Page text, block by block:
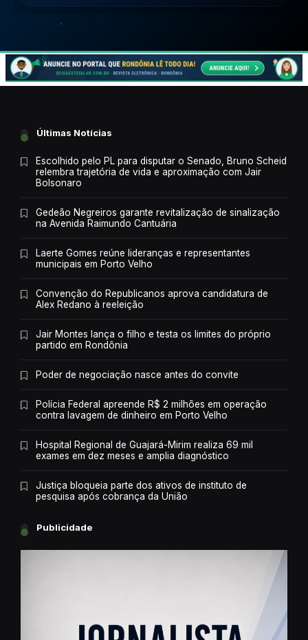
Últimas Notícias
Escolhido pelo PL para disputar o Senado, Bruno Scheid
relembra trajetória de vida e aproximação com Jair
Bolsonaro
Gedeão Negreiros garante revitalização de sinalização
na Avenida Raimundo Cantuária
Laerte Gomes reúne lideranças e representantes
municipais em Porto Velho
Convenção do Republicanos aprova candidatura de
Alex Redano à reeleição
Jair Montes lança o filho e testa os limites do próprio
partido em Rondônia
Poder de negociação nasce antes do convite
Polícia Federal apreende R$ 2 milhões em operação
contra lavagem de dinheiro em Porto Velho
Hospital Regional de Guajará-Mirim realiza 69 mil
exames em dez meses e amplia diagnóstico
Justiça bloqueia parte dos ativos de instituto de
pesquisa após cobrança da União
Publicidade